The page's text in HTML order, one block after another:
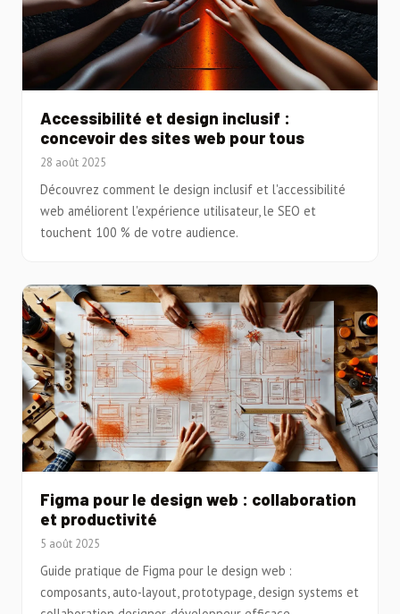
Accessibilité et design inclusif :
concevoir des sites web pour tous
28 août 2025
Découvrez comment le design inclusif et l'accessibilité
web améliorent l'expérience utilisateur, le SEO et
touchent 100 % de votre audience.
Figma pour le design web : collaboration
et productivité
5 août 2025
Guide pratique de Figma pour le design web :
composants, auto-layout, prototypage, design systems et